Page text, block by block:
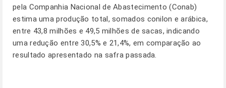
pela Companhia Nacional de Abastecimento (Conab)
estima uma produção total, somados conilon e arábica,
entre 43,8 milhões e 49,5 milhões de sacas, indicando
uma redução entre 30,5% e 21,4%, em comparação ao
resultado apresentado na safra passada.